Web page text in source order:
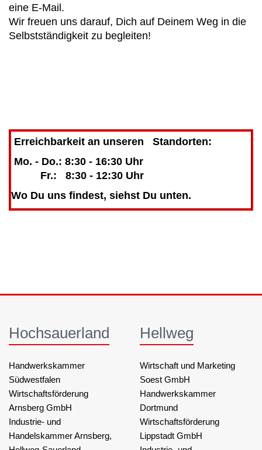
eine E-Mail.
Wir freuen uns darauf, Dich auf Deinem Weg in die
Selbstständigkeit zu begleiten!
Erreichbarkeit an unseren Standorten:
Mo. - Do.: 8:30 - 16:30 Uhr
Fr.: 8:30 - 12:30 Uhr
Wo Du uns findest, siehst Du unten.
Hochsauerland
Handwerkskammer
Südwestfalen
Wirtschaftsförderung
Arnsberg GmbH
Industrie- und
Handelskammer Arnsberg,
Hellweg
Wirtschaft und Marketing
Soest GmbH
Handwerkskammer
Dortmund
Wirtschaftsförderung
Lippstadt GmbH